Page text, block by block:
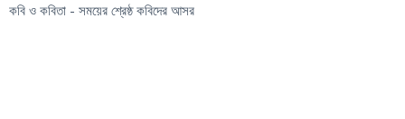
কবি ও কবিতা - সময়ের শ্রেষ্ঠ কবিদের আসর